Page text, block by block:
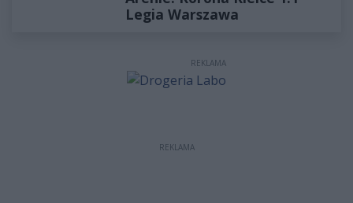
Legia Warszawa
REKLAMA
REKLAMA